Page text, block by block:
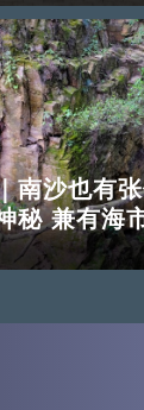
南沙也有
秘 兼有海